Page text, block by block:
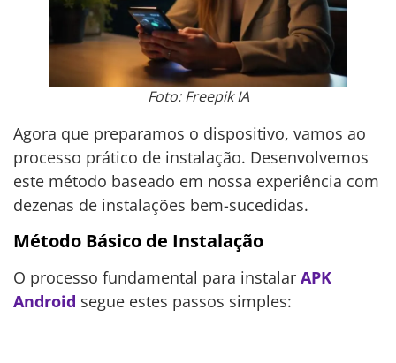
Foto: Freepik IA
Agora que preparamos o dispositivo, vamos ao
processo prático de instalação. Desenvolvemos
este método baseado em nossa experiência com
dezenas de instalações bem-sucedidas.
Método Básico de Instalação
O processo fundamental para instalar APK
Android segue estes passos simples: